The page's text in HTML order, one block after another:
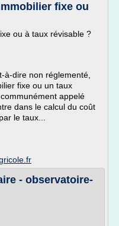
fixe ou
ou à taux révisable ?
à-dire non réglementé,
fixe ou un taux
appelé
dans le calcul du coût
le taux...
- observatoire-